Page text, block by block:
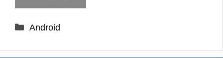
Categories
Android